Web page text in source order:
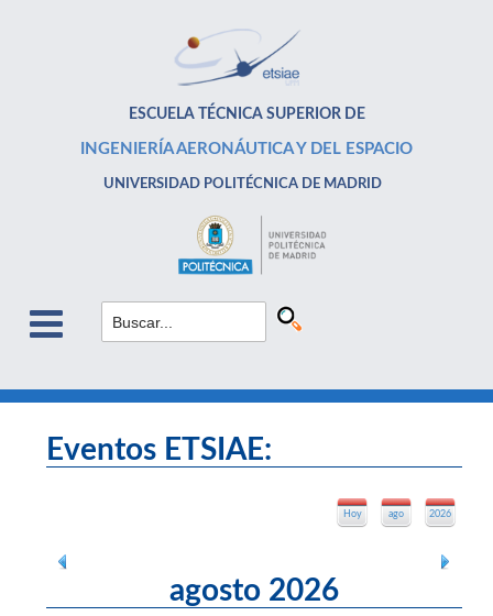
ESCUELA TÉCNICA SUPERIOR DE
INGENIERÍA AERONÁUTICA Y DEL ESPACIO
UNIVERSIDAD POLITÉCNICA DE MADRID
Eventos ETSIAE:
2026
ago
Hoy
agosto 2026